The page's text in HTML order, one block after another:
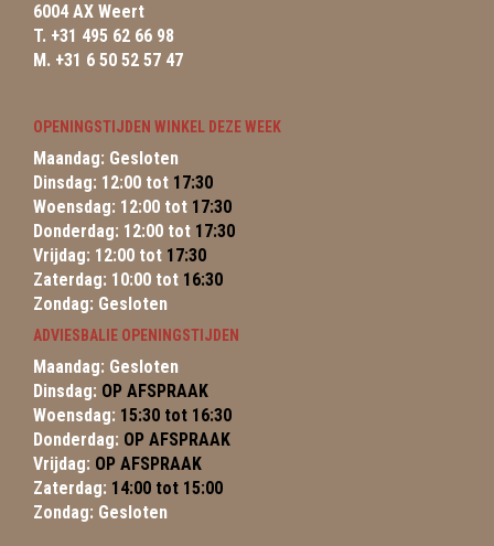
6004 AX Weert
T. +31 495 62 66 98
M. +31 6 50 52 57 47
OPENINGSTIJDEN WINKEL DEZE WEEK
Maandag: Gesloten
Dinsdag: 12:00 tot 17:30
Woensdag: 12:00 tot 17:30
Donderdag: 12:00 tot 17:30
Vrijdag: 12:00 tot 17:30
Zaterdag: 10:00 tot 16:30
Zondag: Gesloten
ADVIESBALIE OPENINGSTIJDEN
Maandag: Gesloten
Dinsdag: OP AFSPRAAK
Woensdag: 15:30 tot 16:30
Donderdag: OP AFSPRAAK
Vrijdag: OP AFSPRAAK
Zaterdag: 14:00 tot 15:00
Zondag: Gesloten